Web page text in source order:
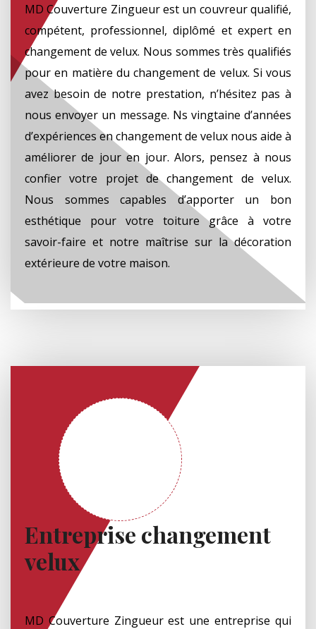
MD Couverture Zingueur est un couvreur qualifié,
compétent, professionnel, diplômé et expert en
changement de velux. Nous sommes très qualifiés
pour en matière du changement de velux. Si vous
avez besoin de notre prestation, n’hésitez pas à
nous envoyer un message. Ns vingtaine d’années
d’expériences en changement de velux nous aide à
améliorer de jour en jour. Alors, pensez à nous
confier votre projet de changement de velux.
Nous sommes capables d’apporter un bon
esthétique pour votre toiture grâce à votre
savoir-faire et notre maîtrise sur la décoration
extérieure de votre maison.
Entreprise changement
velux
MD Couverture Zingueur est une entreprise qui